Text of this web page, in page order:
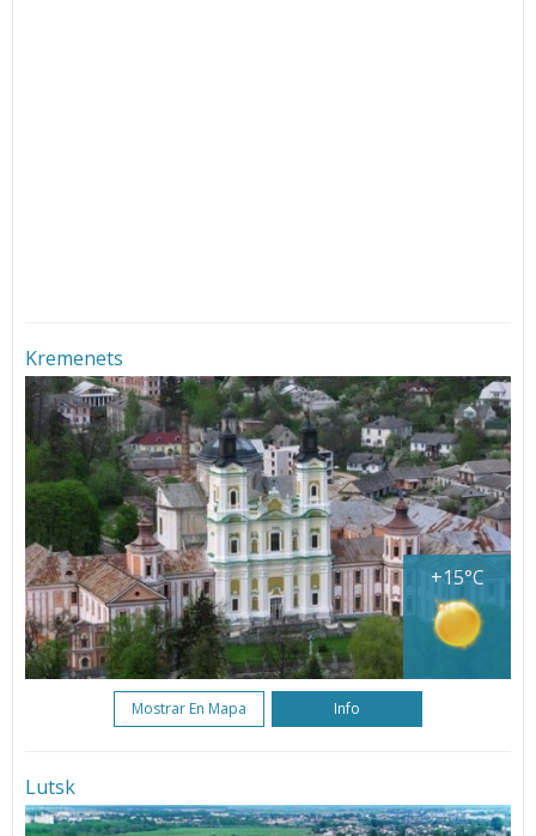
Kremenets
+15°C
Mostrar En Mapa Info
Lutsk